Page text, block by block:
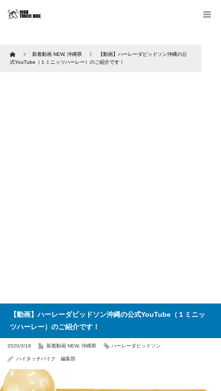
Home 新着動画 NEW, 沖縄県
【動画】ハーレーダビッドソン沖縄の公
式YouTube（１ミニッツハーレー）のご紹介です！
【動画】ハーレーダビッドソン沖縄の公式YouTube（１ミニッ
ツハーレー）のご紹介です！
2020/3/19 新着動画 NEW, 沖縄県 ハーレーダビッドソン
ハイタッチバイク 編集部